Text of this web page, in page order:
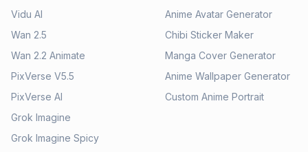
Vidu AI
Wan 2.5
Wan 2.2 Animate
PixVerse V5.5
PixVerse AI
Grok Imagine
Grok Imagine Spicy
Anime Avatar Generator
Chibi Sticker Maker
Manga Cover Generator
Anime Wallpaper Generator
Custom Anime Portrait